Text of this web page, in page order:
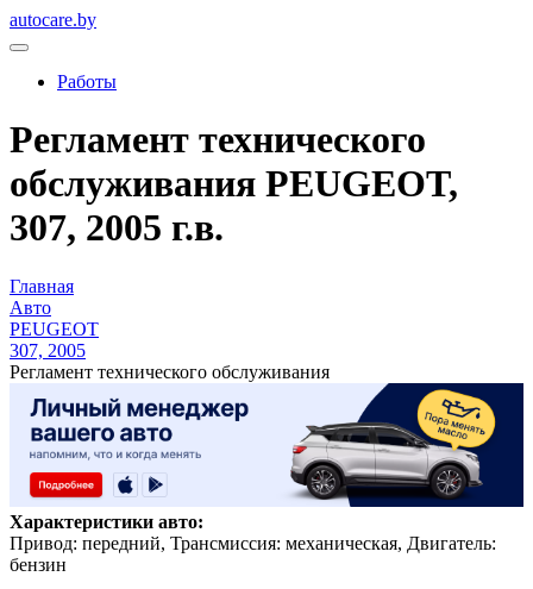
autocare.by
Работы
Регламент технического
обслуживания PEUGEOT,
307, 2005 г.в.
Главная
Авто
PEUGEOT
307, 2005
Регламент технического обслуживания
Характеристики авто:
Привод: передний, Трансмиссия: механическая, Двигатель:
бензин